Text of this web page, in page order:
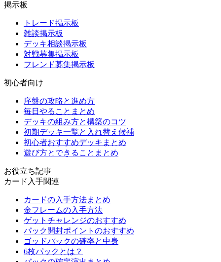
掲示板
トレード掲示板
雑談掲示板
デッキ相談掲示板
対戦募集掲示板
フレンド募集掲示板
初心者向け
序盤の攻略と進め方
毎日やることまとめ
デッキの組み方と構築のコツ
初期デッキ一覧と入れ替え候補
初心者おすすめデッキまとめ
遊び方とできることまとめ
お役立ち記事
カード入手関連
カードの入手方法まとめ
金フレームの入手方法
ゲットチャレンジのおすすめ
パック開封ポイントのおすすめ
ゴッドパックの確率と中身
6枚パックとは？